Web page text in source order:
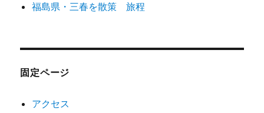
福島県・三春を散策 旅程
固定ページ
アクセス